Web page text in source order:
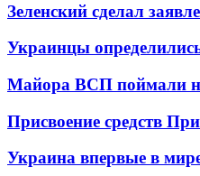
Зеленский сделал
Украинцы
Майора ВСП поймали
Присвоение средств
Украина впервые в